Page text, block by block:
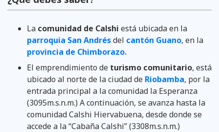
La comunidad de Calshi está ubicada en la
parroquia San Andrésdel cantón Guano, en la
provincia de Chimborazo.
El emprendimiento de turismo comunitario, está
ubicado al norte de la ciudad de Riobamba, por la
entrada principal a la comunidad la Esperanza
(3095m.s.n.m.) A continuación, se avanza hasta la
comunidad Calshi Hiervabuena, desde donde se
accede a la “Cabaña Calshi” (3308m.s.n.m.)